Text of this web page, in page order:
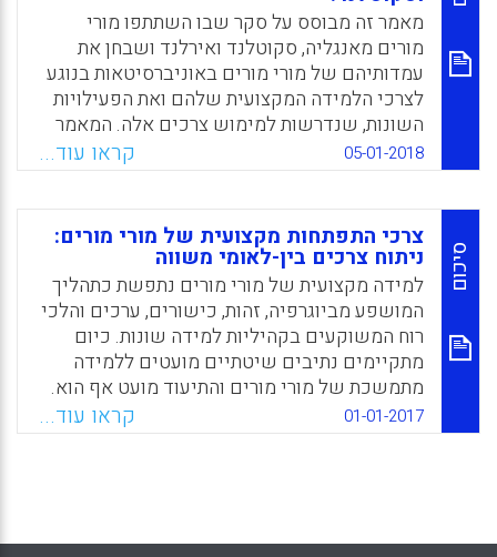
WhatsApp
Facebook
Email
X
מאמר זה מבוסס על סקר שבו השתתפו מורי
מורים מאנגליה, סקוטלנד ואירלנד ושבחן את
עמדותיהם של מורי מורים באוניברסיטאות בנוגע
לצרכי הלמידה המקצועית שלהם ואת הפעילויות
השונות, שנדרשות למימוש צרכים אלה. המאמר
מצטרף לכתיבה מועטה יחסית, העוסקת
בהתפתחות מקצועית של מורי מורים ועומד על
המאפיינים המיוחדים של תהליכי הלמידה של
קבוצה זו כפי שמתוארים מנקודת מבטם האישית.
תהליכי הלמידה המקצועית נבחנים לאור מגמות
של אקדמיזציה, מדידה ודירוג ביצועים של
מוסדות אקדמיים וגם תוכניות להכשרת מורים.
WhatsApp
Facebook
Email
X
05-01-2018 קראו עוד...
סיכום
צרכי התפתחות מקצועית של מורי מורים:
ניתוח צרכים בין-לאומי משווה
למידה מקצועית של מורי מורים נתפשת כתהליך
המושפע מביוגרפיה, זהות, כישורים, ערכים והלכי
רוח המשוקעים בקהיליות למידה שונות. כיום
מתקיימים נתיבים שיטתיים מועטים ללמידה
מתמשכת של מורי מורים והתיעוד מועט אף הוא.
לנוכח המיצוב התעסוקתי הייחודי והיעדר מיקוד
פורמלי בעיסוק זה, נקודת המוצא של הכותבים
משותף ובהבנה משותפת של המשמעות של
01-01-2017 קראו עוד...